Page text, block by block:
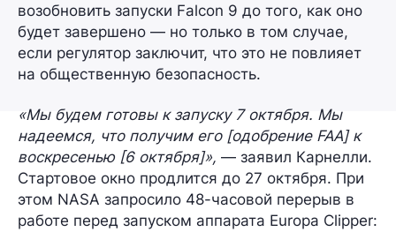
возобновить запуски Falcon 9 до того, как оно
будет завершено — но только в том случае,
если регулятор заключит, что это не повлияет
на общественную безопасность.
«Мы будем готовы к запуску 7 октября. Мы
надеемся, что получим его [одобрение FAA] к
воскресенью [6 октября]», — заявил Карнелли.
Стартовое окно продлится до 27 октября. При
этом NASA запросило 48-часовой перерыв в
работе перед запуском аппарата Europa Clipper: